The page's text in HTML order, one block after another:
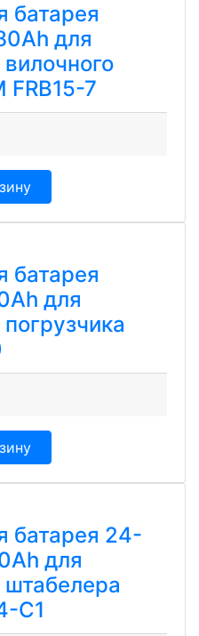
батарея
для
FRB15-7
батарея
для
батарея 24-
для
штабелера
C1